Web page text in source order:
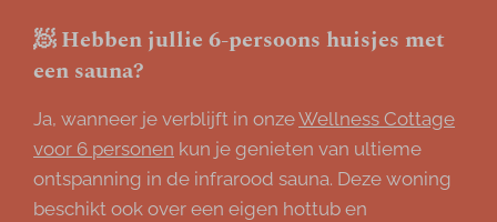
🧖 Hebben jullie 6-persoons huisjes met
een sauna?
Ja, wanneer je verblijft in onzeWellness Cottage
voor 6 personen kun je genieten van ultieme
ontspanning in de infrarood sauna. Deze woning
beschikt ook over een eigen hottub en